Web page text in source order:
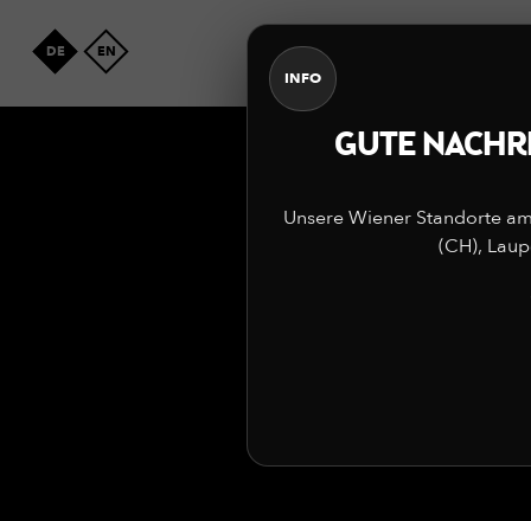
INFO
GUTE
Unsere Wiener Standorte
(CH),
SPEISEKARTE
DE EN